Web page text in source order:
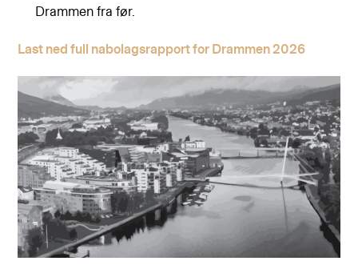
Drammen fra før.
Last ned full nabolagsrapport for Drammen 2026